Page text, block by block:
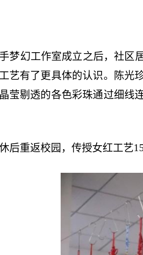
梦幻工作室成立之后，社区
艺有了更具体的认识。陈光
莹剔透的各色彩珠通过细线
后重返校园，传授女红工艺